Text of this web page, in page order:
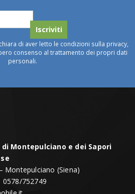
di aver letto le condizioni sulla privacy,
consenso al trattamento dei propri dati
personali.
Montepulciano e dei Sapori
Montepulciano (Siena)
0578/752749